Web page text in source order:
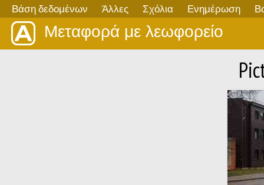
Βάση δεδομένων Άλλες Σχόλια Ενημέρωση
Μεταφορά με λεωφορείο